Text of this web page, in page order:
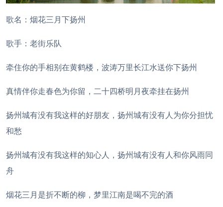
歌名：烟花三月下扬州
歌手：老街乐队
牵住你的手相别在黄鹤楼，波涛万里长江水送你下扬州
真情伴你走春色为你留，二十四桥明月夜牵挂在扬州
扬州城有没有我这样的好朋友，扬州城有没有人为你分担忧
和愁
扬州城有没有我这样的知心人，扬州城有没有人和你风雨同
舟
烟花三月是折不断的柳，梦里江南是喝不完的酒